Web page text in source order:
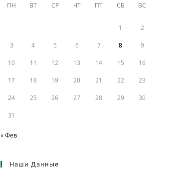
ПН ВТ СР ЧТ ПТ СБ ВС
1 2
3 4 5 6 7 8 9
10 11 12 13 14 15 16
17 18 19 20 21 22 23
24 25 26 27 28 29 30
31
« Фев
Наши Данные